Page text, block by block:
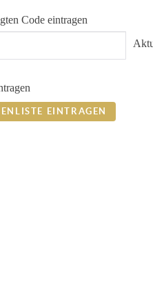
EINTRAGEN